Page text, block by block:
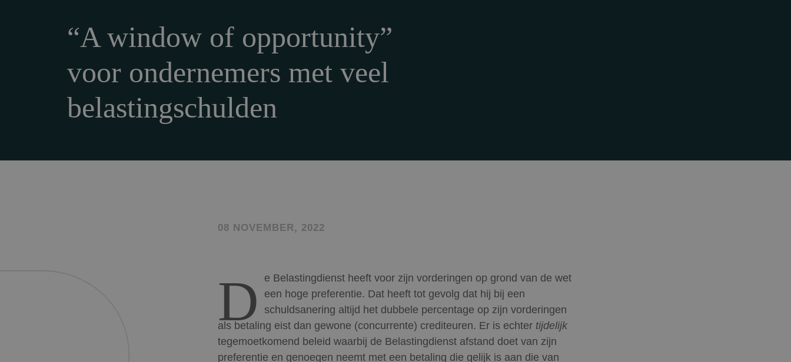
“A window of opportunity”
voor ondernemers met veel
belastingschulden
08 NOVEMBER, 2022
D
e Belastingdienst heeft voor zijn vorderingen op grond van de wet
een hoge preferentie. Dat heeft tot gevolg dat hij bij een
schuldsanering altijd het dubbele percentage op zijn vorderingen
als betaling eist dan gewone (concurrente) crediteuren. Er is echter tijdelijk
tegemoetkomend beleid waarbij de Belastingdienst afstand doet van zijn
preferentie en genoegen neemt met een betaling die gelijk is aan die van